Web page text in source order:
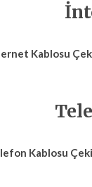
Kablosu
Kablosu